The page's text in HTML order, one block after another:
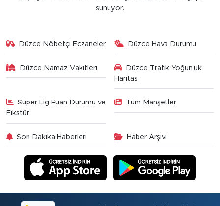
sunuyor.
Düzce Nöbetçi Eczaneler Düzce Hava Durumu
Düzce Namaz Vakitleri
Düzce Trafik Yoğunluk
Haritası
Süper Lig Puan Durumu ve
Fikstür
Tüm Manşetler
Son Dakika Haberleri Haber Arşivi